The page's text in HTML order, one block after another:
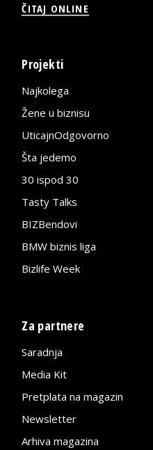
ČITAJ ONLINE
Projekti
Najkolega
Žene u biznisu
UticajnOdgovorno
Šta jedemo
30 ispod 30
Tasty Talks
BIZBendovi
BMW biznis liga
Bizlife Week
Za partnere
Saradnja
Media Kit
Pretplata na magazin
Newsletter
Arhiva magazina